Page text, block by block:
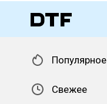
Популярное
Свежее